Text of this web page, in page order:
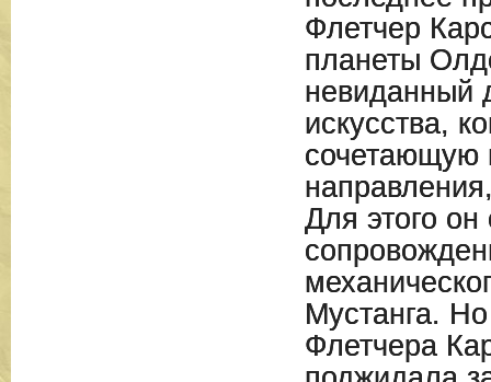
Флетчер
планеты
невиданный
искусства,
сочетающую
Для этого он
Мустанга.
Флетчера